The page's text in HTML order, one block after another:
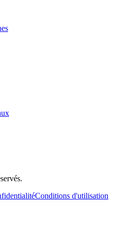
Conditions d'utilisation